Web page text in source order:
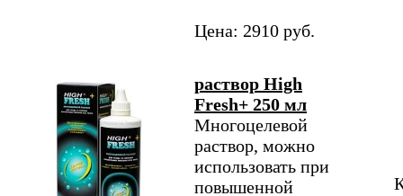
Цена: 2910 руб.
раствор High
Fresh+ 250 мл
Многоцелевой
раствор, можно
использовать при
повышенной